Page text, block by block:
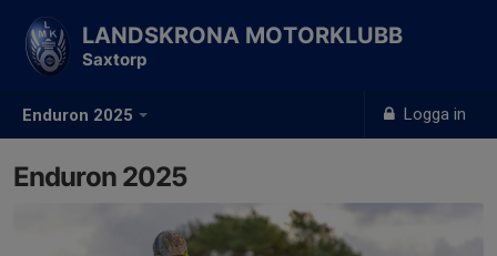
Enduron 2025 Logga in
LANDSKRONA MOTORKLUBB
Saxtorp
Enduron 2025